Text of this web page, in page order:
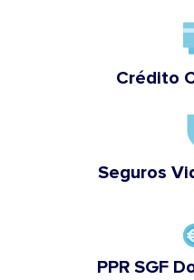
Crédito
Seguros
PPR SGF